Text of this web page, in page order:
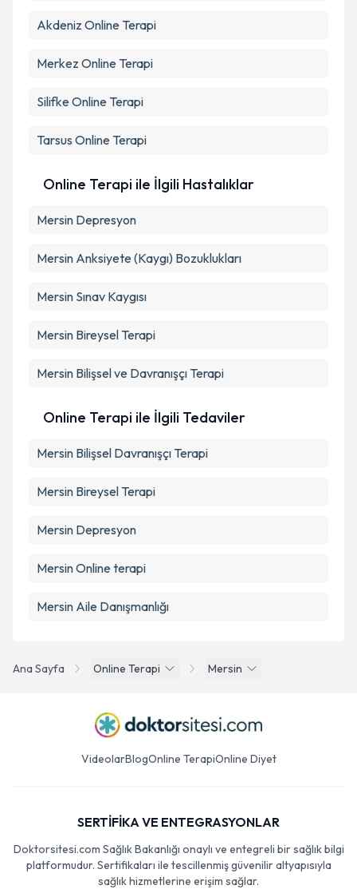
Ana Sayfa Online Terapi Mersin
Akdeniz Online Terapi
Merkez Online Terapi
Silifke Online Terapi
Tarsus Online Terapi
Online Terapi ile İlgili Hastalıklar
Mersin Depresyon
Mersin Anksiyete (Kaygı) Bozuklukları
Mersin Sınav Kaygısı
Mersin Bireysel Terapi
Mersin Bilişsel ve Davranışçı Terapi
Online Terapi ile İlgili Tedaviler
Mersin Bilişsel Davranışçı Terapi
Mersin Bireysel Terapi
Mersin Depresyon
Mersin Online terapi
Mersin Aile Danışmanlığı
VideolarBlogOnline TerapiOnline Diyet
SERTİFİKA VE ENTEGRASYONLAR
Doktorsitesi.com Sağlık Bakanlığı onaylı ve entegreli bir sağlık bilgi
platformudur. Sertifikaları ile tescillenmiş güvenilir altyapısıyla
sağlık hizmetlerine erişim sağlar.